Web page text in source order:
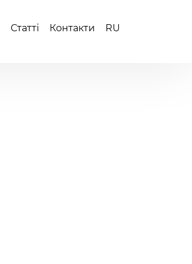
Статті Контакти RU